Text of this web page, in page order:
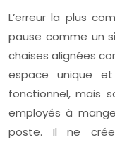
L’erreur la plus
pause comme un
chaises alignées
espace unique
fonctionnel, mais
employés à
poste. Il ne